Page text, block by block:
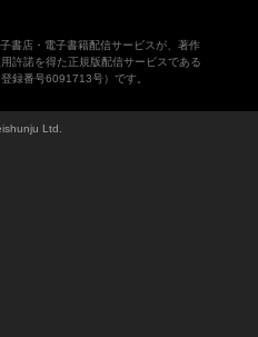
書店・電子書籍配信サービスが、著作
許諾を得た正規版配信サービスである
録番号6091713号）です。
Ltd.